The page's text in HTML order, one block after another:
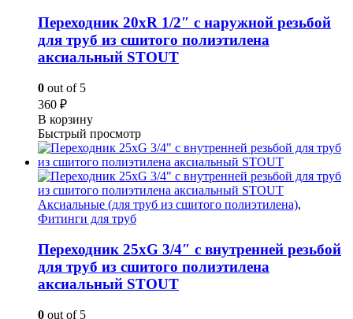
Переходник 20xR 1/2″ с наружной резьбой
для труб из сшитого полиэтилена
аксиальный STOUT
0 out of 5
360 ₽
В корзину
Быстрый просмотр
Аксиальные (для труб из сшитого полиэтилена),
Фитинги для труб
Переходник 25xG 3/4″ с внутренней резьбой
для труб из сшитого полиэтилена
аксиальный STOUT
0 out of 5